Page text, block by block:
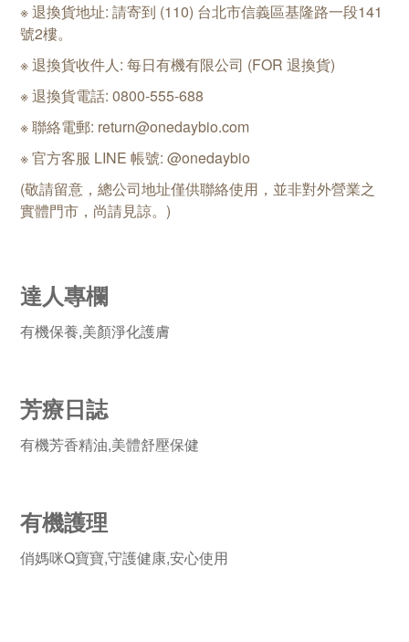
※退換貨地址: 請寄到 (110) 台北市信義區基隆路一段141
號2樓。
※退換貨收件人: 每日有機有限公司 (FOR 退換貨)
※退換貨電話: 0800-555-688
※聯絡電郵: return@onedaybio.com
※官方客服 LINE 帳號: @onedaybio
(敬請留意，總公司地址僅供聯絡使用，並非對外營業之
實體門市，尚請見諒。)
達人專欄
有機保養,美顏淨化護膚
芳療日誌
有機芳香精油,美體舒壓保健
有機護理
俏媽咪Q寶寶,守護健康,安心使用